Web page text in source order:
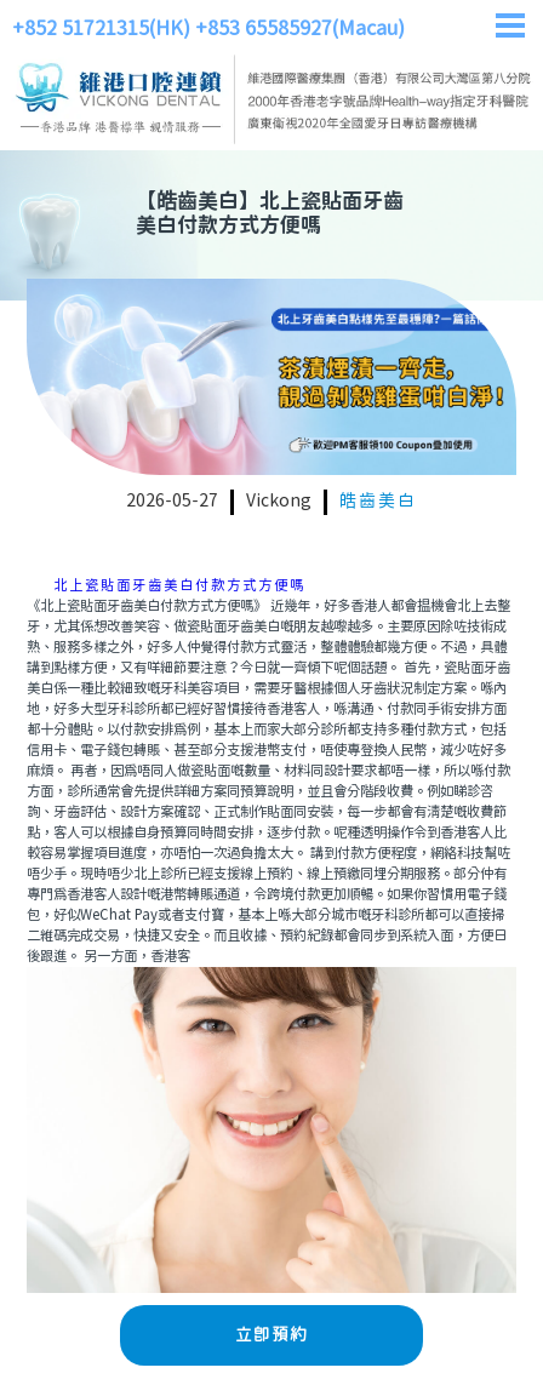
+852 51721315(HK) +853 65585927(Macau)
【皓齒美白】 北上瓷貼面牙齒
美白付款方式方便嗎
2026-05-27 Vickong 皓齒美白
北上瓷貼面牙齒美白付款方式方便嗎
《北上瓷貼面牙齒美白付款方式方便嗎》 近幾年，好多香港人都會揾機會北上去整
牙，尤其係想改善笑容、做瓷貼面牙齒美白嘅朋友越嚟越多。主要原因除咗技術成
熟、服務多樣之外，好多人仲覺得付款方式靈活，整體體驗都幾方便。不過，具體
講到點樣方便，又有咩細節要注意？今日就一齊傾下呢個話題。 首先，瓷貼面牙齒
美白係一種比較細致嘅牙科美容項目，需要牙醫根據個人牙齒狀況制定方案。喺內
地，好多大型牙科診所都已經好習慣接待香港客人，喺溝通、付款同手術安排方面
都十分體貼。以付款安排爲例，基本上而家大部分診所都支持多種付款方式，包括
信用卡、電子錢包轉賬、甚至部分支援港幣支付，唔使專登換人民幣，減少咗好多
麻煩。 再者，因爲唔同人做瓷貼面嘅數量、材料同設計要求都唔一樣，所以喺付款
方面，診所通常會先提供詳細方案同預算說明，並且會分階段收費。例如睇診咨
詢、牙齒評估、設計方案確認、正式制作貼面同安裝，每一步都會有清楚嘅收費節
點，客人可以根據自身預算同時間安排，逐步付款。呢種透明操作令到香港客人比
較容易掌握項目進度，亦唔怕一次過負擔太大。 講到付款方便程度，網絡科技幫咗
唔少手。現時唔少北上診所已經支援線上預約、線上預繳同埋分期服務。部分仲有
專門爲香港客人設計嘅港幣轉賬通道，令跨境付款更加順暢。如果你習慣用電子錢
包，好似WeChat Pay或者支付寶，基本上喺大部分城市嘅牙科診所都可以直接掃
二維碼完成交易，快捷又安全。而且收據、預約紀錄都會同步到系統入面，方便日
後跟進。 另一方面，香港客
立即預約